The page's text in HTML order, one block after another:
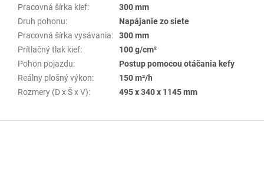
Pracovná šírka kief:
300 mm
Druh pohonu:
Napájanie zo siete
Pracovná šírka vysávania:
300 mm
Prítlačný tlak kief:
100 g/cm²
Pohon pojazdu:
Postup pomocou otáčania kefy
Reálny plošný výkon:
150 m²/h
Rozmery (D x Š x V): 495 x 340 x 1145 mm